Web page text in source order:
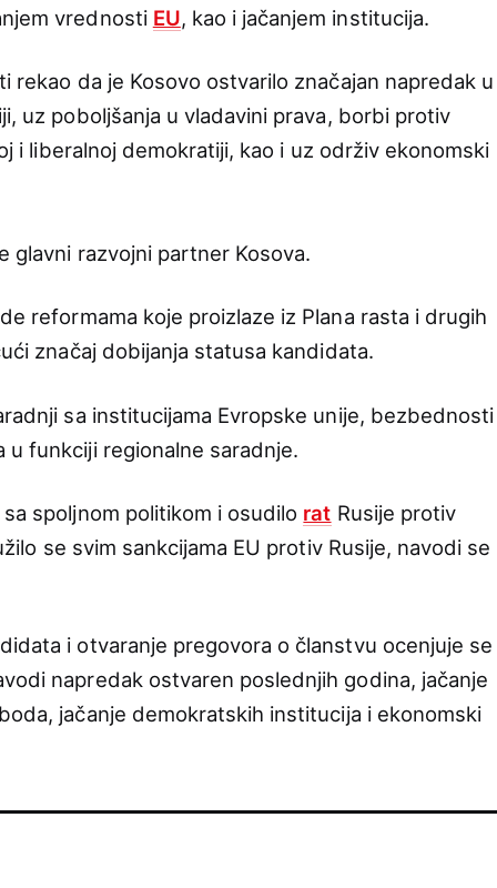
vrednosti EU, kao i jačanjem institucija.
rekao da je Kosovo ostvarilo značajan napredak u
uz poboljšanja u vladavini prava, borbi protiv
i liberalnoj demokratiji, kao i uz održiv ekonomski
glavni razvojni partner Kosova.
reformama koje proizlaze iz Plana rasta i drugih
značaj dobijanja statusa kandidata.
sa institucijama Evropske unije, bezbednosti
funkciji regionalne saradnje.
spoljnom politikom i osudilo rat Rusije protiv
se svim sankcijama EU protiv Rusije, navodi se
i otvaranje pregovora o članstvu ocenjuje se
napredak ostvaren poslednjih godina, jačanje
jačanje demokratskih institucija i ekonomski